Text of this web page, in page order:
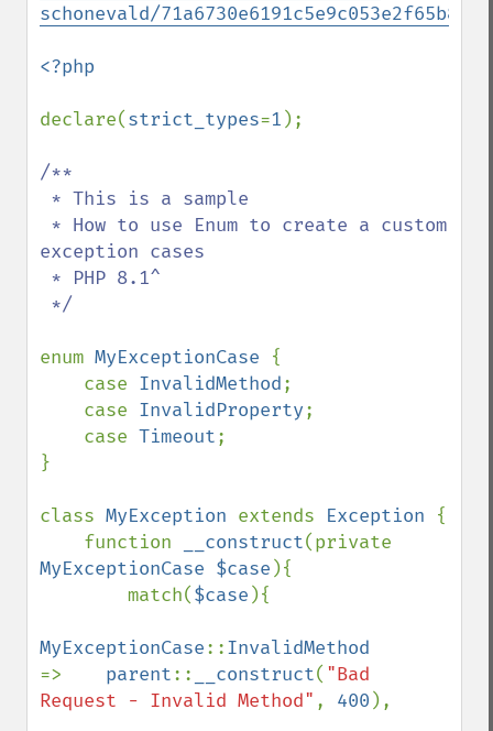
schonevald/
<?php
declare(strict_types=1 );
/**
exception cases
enum MyExceptionCase {
    case
InvalidMethod;
    case
InvalidProperty;
    case
Timeout;
}
class MyException extends Exception {
    function
__construct
MyExceptionCase $case ){
        match(
$case ){
MyExceptionCase::
=> parent:: __construct( "Bad
Request - Invalid Method" , 400 ),